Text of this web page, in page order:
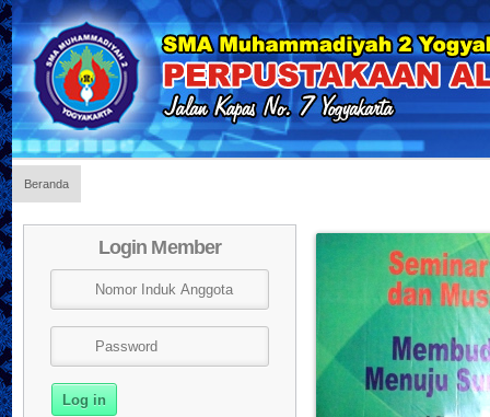
Beranda
Login Member